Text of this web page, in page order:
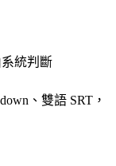
統判斷
、雙語 SRT，